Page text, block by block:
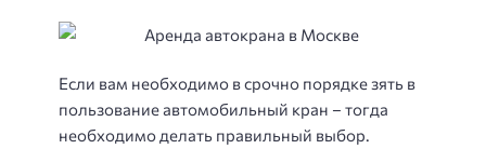
Если вам необходимо в срочно порядке зять в
пользование автомобильный кран – тогда
необходимо делать правильный выбор.